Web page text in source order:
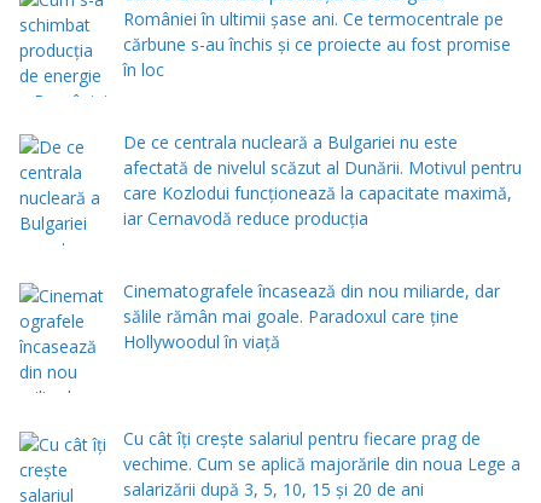
României în ultimii șase ani. Ce termocentrale pe
cărbune s-au închis și ce proiecte au fost promise
în loc
De ce centrala nucleară a Bulgariei nu este
afectată de nivelul scăzut al Dunării. Motivul pentru
care Kozlodui funcționează la capacitate maximă,
iar Cernavodă reduce producția
Cinematografele încasează din nou miliarde, dar
sălile rămân mai goale. Paradoxul care ține
Hollywoodul în viață
Cu cât îți crește salariul pentru fiecare prag de
vechime. Cum se aplică majorările din noua Lege a
salarizării după 3, 5, 10, 15 și 20 de ani